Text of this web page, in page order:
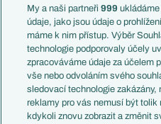
Témata
Představení týmů MS
EuroSkauting
PL v kostce
Evropské koeficienty
Přestupy
Přestupové spekulace
Zranění
My a naši partneři999
údaje, jako jsou údaje o
máme k nim přístup. Výběr
technologie podporovaly účely
zpracováváme údaje za účelem
vše nebo odvoláním svého
sledovací technologie zakázány,
reklamy pro vás nemusí být
kdykoli znovu zobrazit a změnit